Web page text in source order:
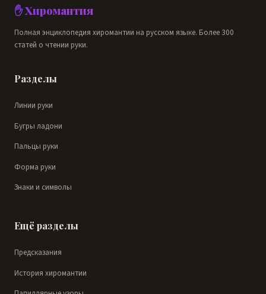
✋ Хиромантия
Полная энциклопедия хиромантии на русском языке. Более 300
статей о чтении руки.
Разделы
Линии руки
Бугры ладони
Пальцы руки
Форма руки
Знаки и символы
Ещё разделы
Предсказания
История хиромантии